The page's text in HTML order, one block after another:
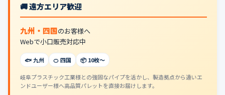
🚚 遠方エリア歓迎
九州・四国のお客様へ
Webで小口販売対応中
🐟 九州 🍊 四国 📦 10枚〜
岐阜プラスチック工業様との強固なパイプを活かし、製造拠点から遠いエ
ンドユーザー様へ高品質パレットを直接お届けします。